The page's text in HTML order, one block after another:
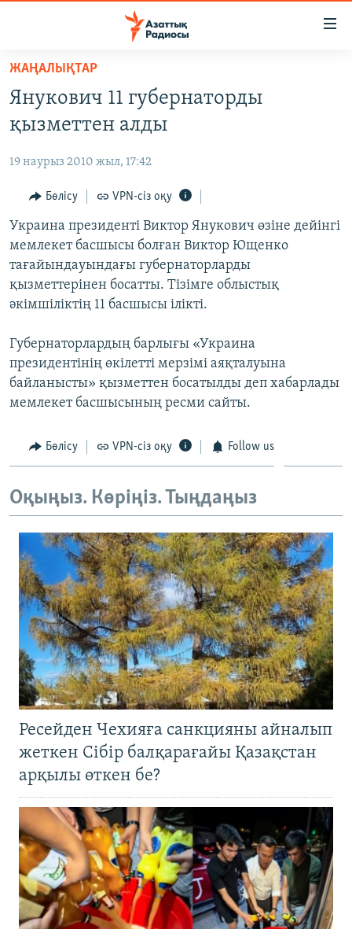
Skip
main
content
to
Navigation
Skip
to
Search
САЯСАТ
ҚАҢТАР ОҚИҒАСЫ
АДАМ ҚҰҚЫҚТАРЫ
ӘЛЕУМЕТ
ӘЛЕМ
АРНАЙЫ ЖОБАЛАР
ЖАЗЫЛЫҢЫЗ
Басқа тілдерде
ЖАҢАЛЫҚТАР
Янукович 11 губернаторды
қызметтен алды
19 наурыз 2010 жыл, 17:42
Бөлісу VPN-сіз оқу
Украина президенті Виктор Янукович өзіне дейінгі
мемлекет басшысы болған Виктор Ющенко
тағайындауындағы губернаторларды
қызметтерінен босатты. Тізімге облыстық
әкімшіліктің 11 басшысы ілікті.
Губернаторлардың барлығы «Украина
президентінің өкілетті мерзімі аяқталуына
байланысты» қызметтен босатылды деп хабарлады
мемлекет басшысының ресми сайты.
Бөлісу VPN-сіз оқу Follow us
Оқыңыз. Көріңіз. Тыңдаңыз
Ресейден Чехияға санкцияны айналып
жеткен Сібір балқарағайы Қазақстан
арқылы өткен бе?